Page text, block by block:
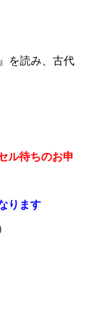
を読み、古代
ル待ちのお申
ります